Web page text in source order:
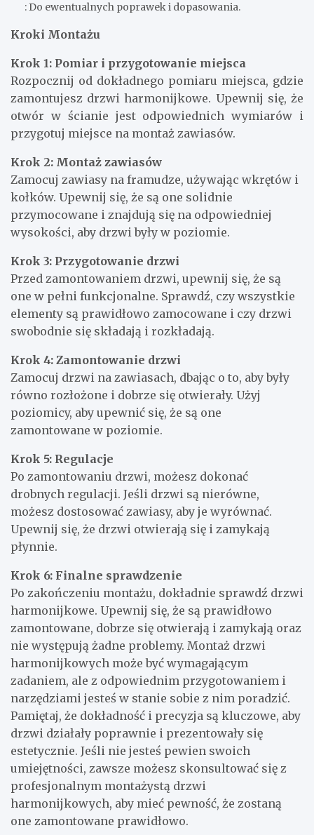
: Do ewentualnych poprawek i dopasowania.
Kroki Montażu
Krok 1: Pomiar i przygotowanie miejsca
Rozpocznij od dokładnego pomiaru miejsca, gdzie
zamontujesz drzwi harmonijkowe. Upewnij się, że
otwór w ścianie jest odpowiednich wymiarów i
przygotuj miejsce na montaż zawiasów.
Krok 2: Montaż zawiasów
Zamocuj zawiasy na framudze, używając wkrętów i
kołków. Upewnij się, że są one solidnie
przymocowane i znajdują się na odpowiedniej
wysokości, aby drzwi były w poziomie.
Krok 3: Przygotowanie drzwi
Przed zamontowaniem drzwi, upewnij się, że są
one w pełni funkcjonalne. Sprawdź, czy wszystkie
elementy są prawidłowo zamocowane i czy drzwi
swobodnie się składają i rozkładają.
Krok 4: Zamontowanie drzwi
Zamocuj drzwi na zawiasach, dbając o to, aby były
równo rozłożone i dobrze się otwierały. Użyj
poziomicy, aby upewnić się, że są one
zamontowane w poziomie.
Krok 5: Regulacje
Po zamontowaniu drzwi, możesz dokonać
drobnych regulacji. Jeśli drzwi są nierówne,
możesz dostosować zawiasy, aby je wyrównać.
Upewnij się, że drzwi otwierają się i zamykają
płynnie.
Krok 6: Finalne sprawdzenie
Po zakończeniu montażu, dokładnie sprawdź drzwi
harmonijkowe. Upewnij się, że są prawidłowo
zamontowane, dobrze się otwierają i zamykają oraz
nie występują żadne problemy. Montaż drzwi
harmonijkowych może być wymagającym
zadaniem, ale z odpowiednim przygotowaniem i
narzędziami jesteś w stanie sobie z nim poradzić.
Pamiętaj, że dokładność i precyzja są kluczowe, aby
drzwi działały poprawnie i prezentowały się
estetycznie. Jeśli nie jesteś pewien swoich
umiejętności, zawsze możesz skonsultować się z
profesjonalnym montażystą drzwi
harmonijkowych, aby mieć pewność, że zostaną
one zamontowane prawidłowo.